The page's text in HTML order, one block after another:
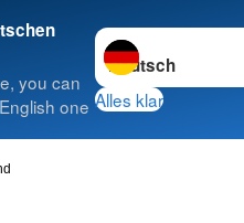
you can
one
Sprache wechseln
Alles klar